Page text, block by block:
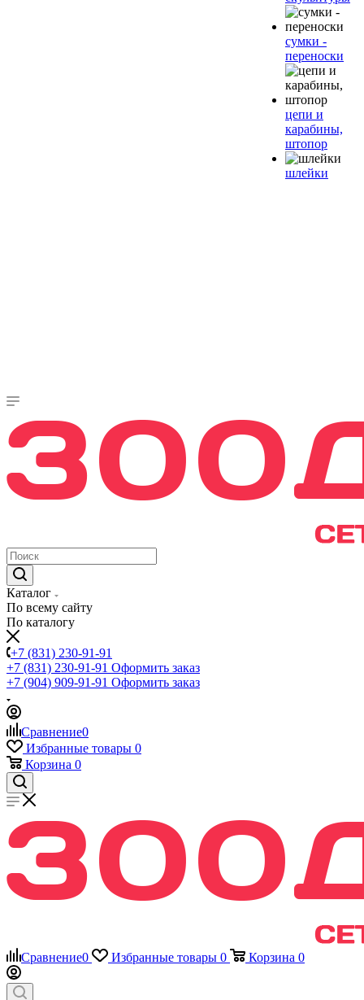
сумки -
переноски
цепи и
карабины,
штопор
шлейки
Каталог
По всему сайту
По каталогу
+7 (831) 230-91-91
+7 (831) 230-91-91 Оформить заказ
+7 (904) 909-91-91 Оформить заказ
Сравнение0
Избранные товары 0
Корзина 0
Сравнение0 Избранные товары 0 Корзина 0